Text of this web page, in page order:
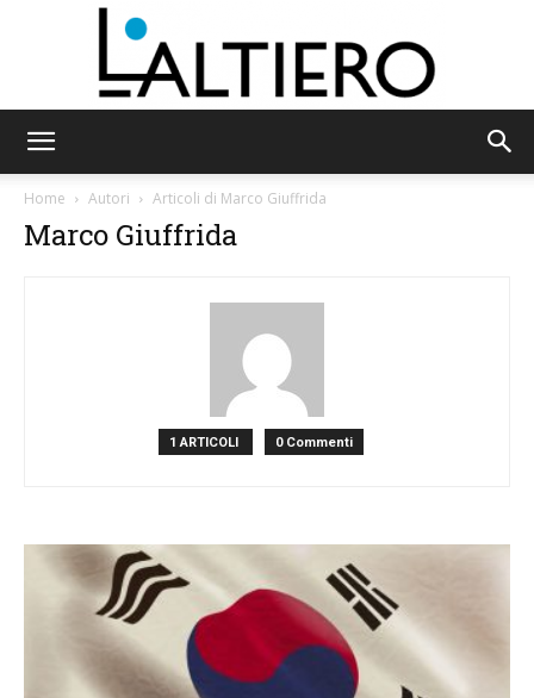
Home
Autori Articoli di Marco Giuffrida
Marco Giuffrida
1 ARTICOLI 0 Commenti